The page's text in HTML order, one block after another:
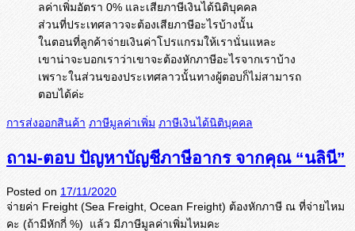
ลค่าเพิ่มอัตรา 0% และเสียภาษีเงินได้นิติบุคคล
ส่วนที่ประเทศลาวจะต้องเสียภาษีอะไรบ้างนั้น
ในตอนที่ลูกค้าจ่ายเงินค่าโปรแกรมให้เรานั่นแหละ
เขาน่าจะบอกเราว่าเขาจะต้องหักภาษีอะไรจากเราบ้าง
เพราะในส่วนของประเทศลาวนั้นทางผู้ตอบก็ไม่สามารถ
ตอบได้ค่ะ
การส่งออกสินค้า ภาษีมูลค่าเพิ่ม ภาษีเงินได้นิติบุคคล
ถาม-ตอบ ปัญหาบัญชีภาษีอากร จากคุณ “นลินี”
Posted on 17/11/2020
จ่ายค่า Freight (Sea Freight, Ocean Freight) ต้องหักภาษี ณ ที่จ่ายไหม
คะ (ถ้ามีหักกี่ %) แล้ว มีภาษีมูลค่าเพิ่มไหมคะ